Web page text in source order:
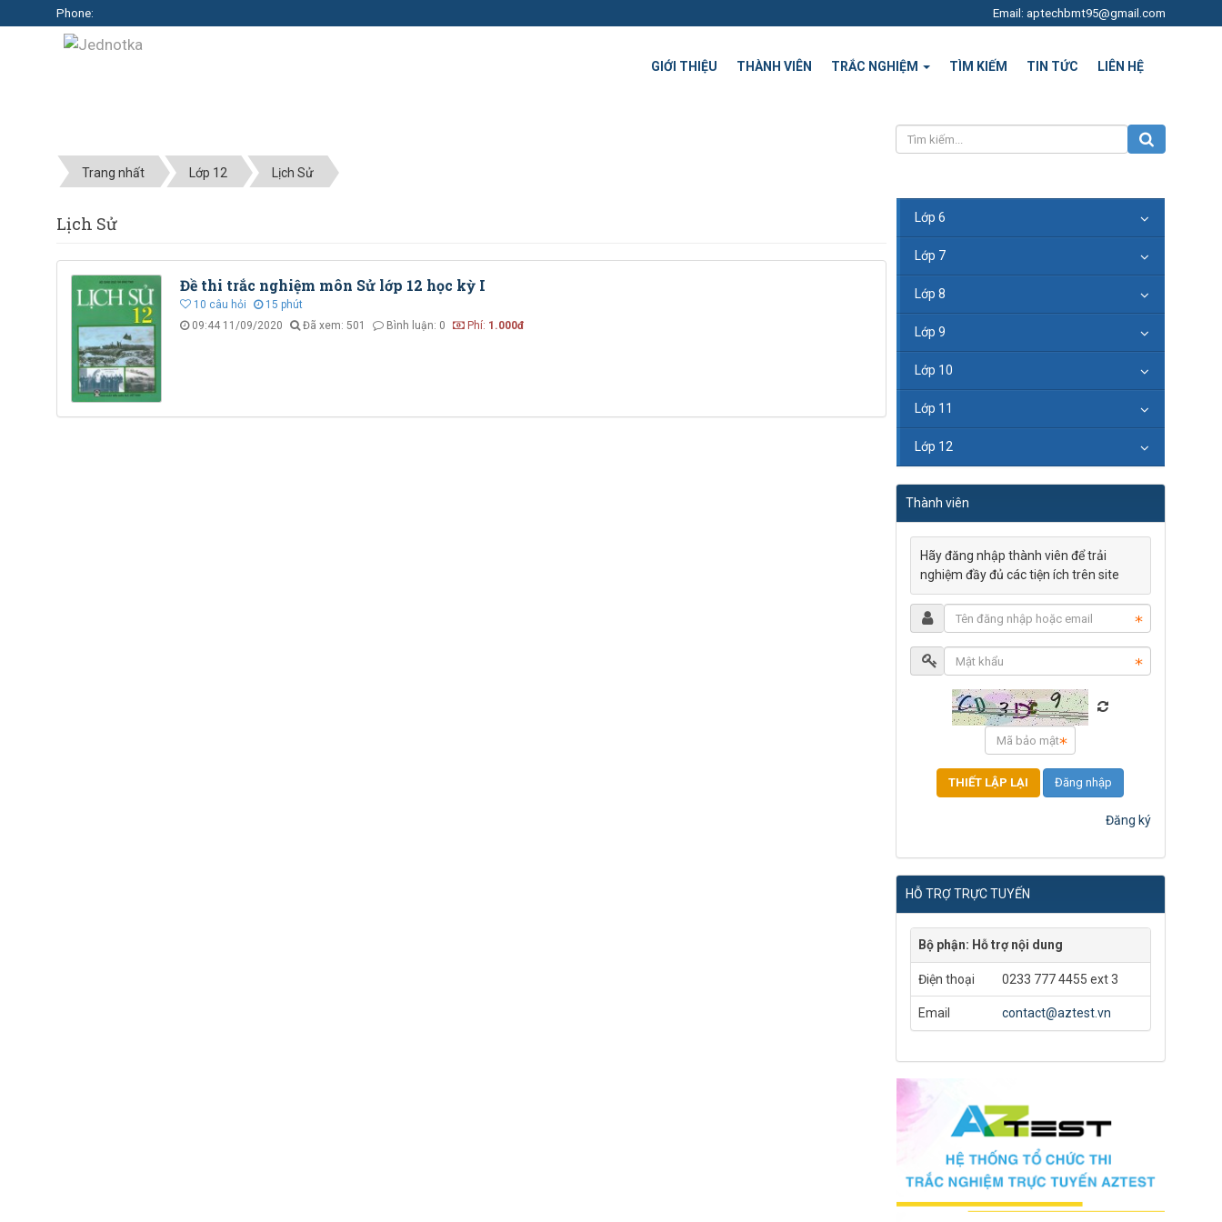
Phone: Email: aptechbmt95@gmail.com
GIỚI THIỆU THÀNH VIÊN TRẮC NGHIỆM TÌM KIẾM TIN TỨC LIÊN HỆ
Trang nhất Lớp 12 Lịch Sử
Lịch Sử
Đề thi trắc nghiệm môn Sử lớp 12 học kỳ I
10 câu hỏi 15 phút
09:44 11/09/2020
Đã xem: 501 Bình luận: 0 Phí: 1.000đ
Lớp 6
Lớp 7
Lớp 8
Lớp 9
Lớp 10
Lớp 11
Lớp 12
Thành viên
Hãy đăng nhập thành viên để trải
nghiệm đầy đủ các tiện ích trên site
Đăng nhập
Đăng ký
HỖ TRỢ TRỰC TUYẾN
Bộ phận: Hỗ trợ nội dung
Điện thoại 0233 777 4455 ext 3
Email contact@aztest.vn